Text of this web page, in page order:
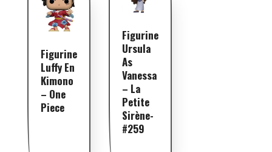
Figurine
Luffy En
Kimono
– One
Piece
Figurine
Ursula
As
Vanessa
– La
Petite
Sirène-
#259